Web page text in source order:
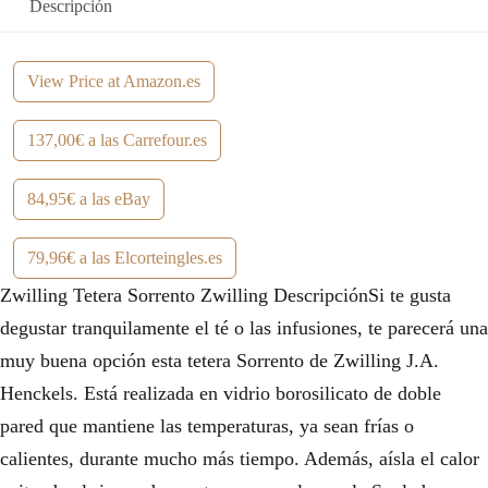
:
9
9
,
9
5
€
.
,
9
6
.
Descripción
View Price at Amazon.es
137,00€ a las Carrefour.es
84,95€ a las eBay
79,96€ a las Elcorteingles.es
Zwilling Tetera Sorrento Zwilling DescripciónSi te gusta
degustar tranquilamente el té o las infusiones, te parecerá una
muy buena opción esta tetera Sorrento de Zwilling J.A.
Henckels. Está realizada en vidrio borosilicato de doble
pared que mantiene las temperaturas, ya sean frías o
calientes, durante mucho más tiempo. Además, aísla el calor